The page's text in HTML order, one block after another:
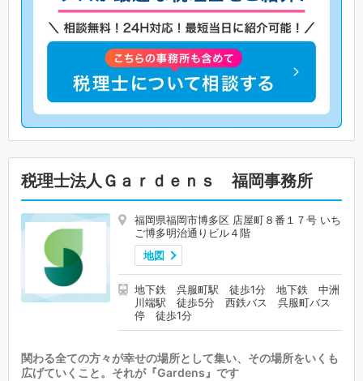
税理士法人Ｇａｒｄｅｎｓ 福岡事務所
福岡県福岡市博多区 店屋町８番１７号 いち
ご博多明治通りビル４階
地図
地下鉄 呉服町駅 徒歩1分 地下鉄 中洲
川端駅 徒歩5分 西鉄バス 呉服町バス
停 徒歩1分
関わる全ての方々が幸せの場所として集い、その場所をいくも
広げていくこと。それが『Gardens』です